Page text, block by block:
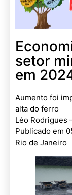
setor
em
Aumento foi
alta do ferro
Léo Rodrigues
Publicado em
Rio de Janeiro